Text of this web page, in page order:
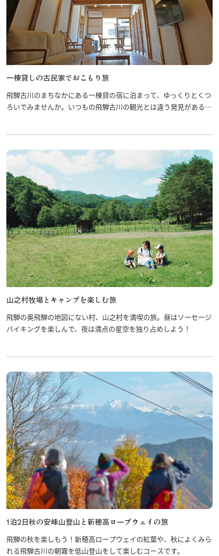
一棟貸しの古民家でおこもり旅
飛騨古川のまちなかにある一棟貸の宿に泊まって、ゆっくりとくつ
ろいでみませんか。いつもの飛騨古川の観光とは違う発見があるか
山之村牧場とキャンプを楽しむ旅
飛騨の奥飛騨の地図にない村、山之村を満喫の旅。昼はソーセージ
バイキングを楽しんで、夜は満点の星空を独り占めしよう！
1泊2日秋の安峰山登山と新穂高ロープウェイの旅
飛騨の秋を楽しもう！新穂高ロープウェイの紅葉や、秋によくみら
れる飛騨古川の朝霧を低山登山をして楽しむコースです。